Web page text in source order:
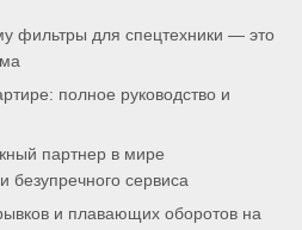
фильтры для спецтехники — это
полное руководство и
партнер в мире
безупречного сервиса
и плавающих оборотов на